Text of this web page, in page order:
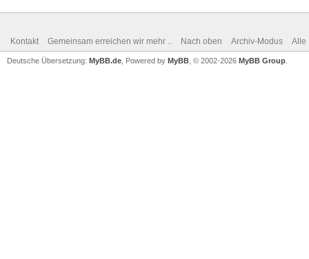
Kontakt Gemeinsam erreichen wir mehr .. Nach oben Archiv-Modus Alle
Deutsche Übersetzung: MyBB.de , Powered by MyBB , © 2002-2026 MyBB Group